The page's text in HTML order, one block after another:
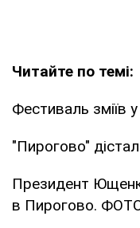
Читайте по темі:
Фестиваль зміїв
"Пирогово"
Президент
в Пирогово.